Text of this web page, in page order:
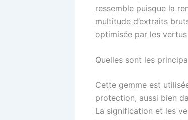
ressemble puisque la
multitude d’extraits
optimisée par les
Quelles sont les
Cette gemme est
protection, aussi bien
La signification et les